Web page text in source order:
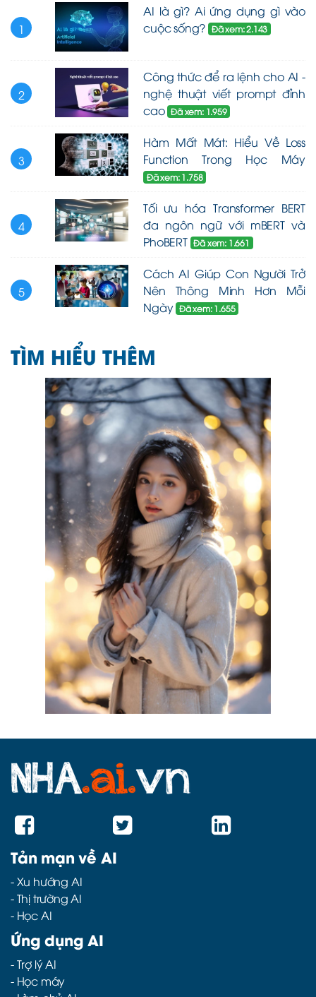
1
AI là gì? Ai ứng dụng gì vào
cuộc sống? Đã xem: 2.143
2
Công thức để ra lệnh cho AI -
nghệ thuật viết prompt đỉnh
cao Đã xem: 1.959
3
Hàm Mất Mát: Hiểu Về Loss
Function Trong Học Máy
Đã xem: 1.758
4
Tối ưu hóa Transformer BERT
đa ngôn ngữ với mBERT và
PhoBERT Đã xem: 1.661
5
Cách AI Giúp Con Người Trở
Nên Thông Minh Hơn Mỗi
Ngày Đã xem: 1.655
TÌM HIỂU THÊM
Tản mạn về AI
-Xu hướng AI
-Thị trường AI
- Học AI
Ứng dụng AI
-Trợ lý AI
- Học máy